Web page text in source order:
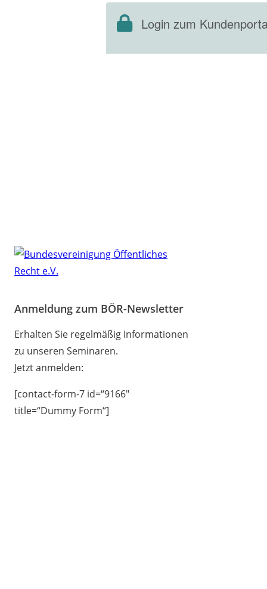
Anmeldung zum BÖR-Newsletter
Erhalten Sie regelmäßig Informationen
zu unseren Seminaren.
Jetzt anmelden:
[contact-form-7 id=“9166″
title=“Dummy Form“]